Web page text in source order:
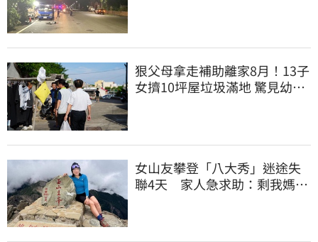
狠父母拿走補助離家8月！13子
女擠10坪屋垃圾滿地 驚見幼童
女山友攀登「八大秀」迷途失
聯4天 家人急求助：剩我媽還